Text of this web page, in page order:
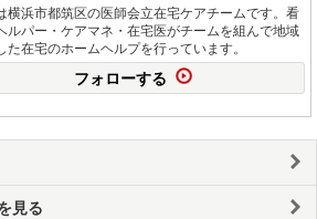
横浜市都筑区の医師会立在宅ケアチームです。看
ルパー・ケアマネ・在宅医がチームを組んで地域
た在宅のホームヘルプを行っています。
フォローする
見る